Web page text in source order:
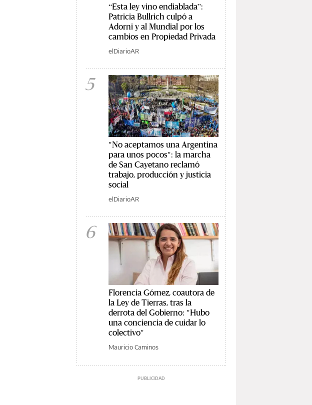
“Esta ley vino endiablada”:
Patricia Bullrich culpó a
Adorni y al Mundial por los
cambios en Propiedad Privada
elDiarioAR
5
"No aceptamos una Argentina
para unos pocos": la marcha
de San Cayetano reclamó
trabajo, producción y justicia
social
elDiarioAR
6
Florencia Gómez, coautora de
la Ley de Tierras, tras la
derrota del Gobierno: "Hubo
una conciencia de cuidar lo
colectivo"
Mauricio Caminos